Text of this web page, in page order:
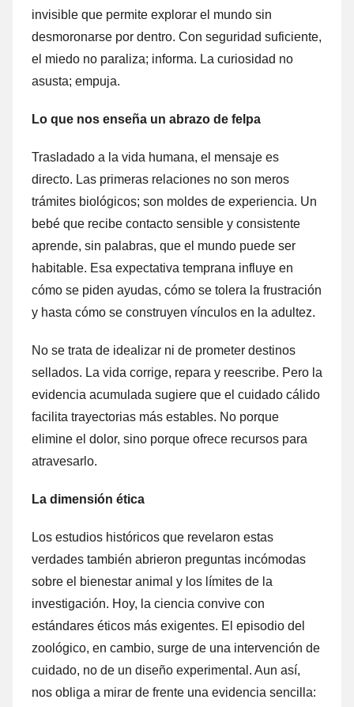
invisible que permite explorar el mundo sin
desmoronarse por dentro. Con seguridad suficiente,
el miedo no paraliza; informa. La curiosidad no
asusta; empuja.
Lo que nos enseña un abrazo de felpa
Trasladado a la vida humana, el mensaje es
directo. Las primeras relaciones no son meros
trámites biológicos; son moldes de experiencia. Un
bebé que recibe contacto sensible y consistente
aprende, sin palabras, que el mundo puede ser
habitable. Esa expectativa temprana influye en
cómo se piden ayudas, cómo se tolera la frustración
y hasta cómo se construyen vínculos en la adultez.
No se trata de idealizar ni de prometer destinos
sellados. La vida corrige, repara y reescribe. Pero la
evidencia acumulada sugiere que el cuidado cálido
facilita trayectorias más estables. No porque
elimine el dolor, sino porque ofrece recursos para
atravesarlo.
La dimensión ética
Los estudios históricos que revelaron estas
verdades también abrieron preguntas incómodas
sobre el bienestar animal y los límites de la
investigación. Hoy, la ciencia convive con
estándares éticos más exigentes. El episodio del
zoológico, en cambio, surge de una intervención de
cuidado, no de un diseño experimental. Aun así,
nos obliga a mirar de frente una evidencia sencilla: